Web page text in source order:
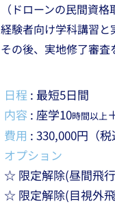
（ドローンの民間資格
経験者向け学科講習
その後、実地修了審査
日程 : 最短5日間
内容 : 座学10時間以上
費用 : 330,000円（税
オプション
☆ 限定解除(昼間飛
☆ 限定解除(目視外